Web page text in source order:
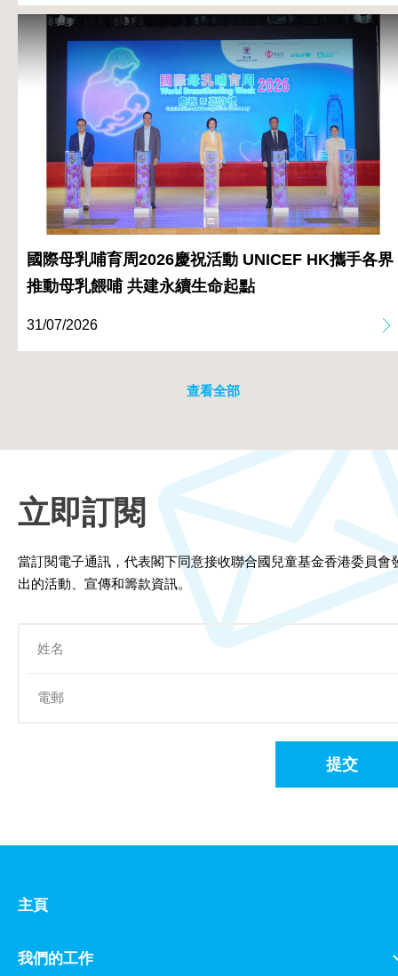
查看全部
國際母乳哺育周2026慶祝活動 UNICEF HK攜手各界
推動母乳餵哺 共建永續生命起點
31/07/2026
立即訂閱
當訂閱電子通訊，代表閣下同意接收聯合國兒童基金香港委員會
出的活動、宣傳和籌款資訊。
提交
主頁
我們的工作